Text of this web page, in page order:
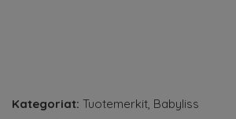
Kategoriat: Tuotemerkit Babyliss